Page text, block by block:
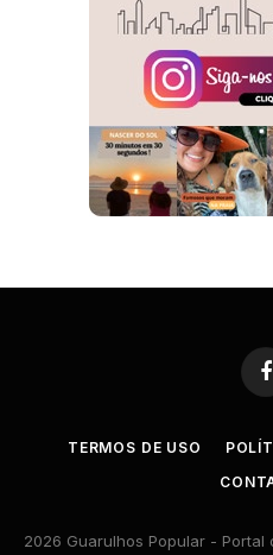
TERMOS DE USO
2026 Guarulhos Popular -